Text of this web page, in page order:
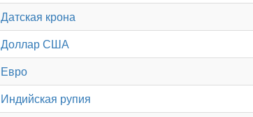
Датская крона
Доллар США
Евро
Индийская рупия